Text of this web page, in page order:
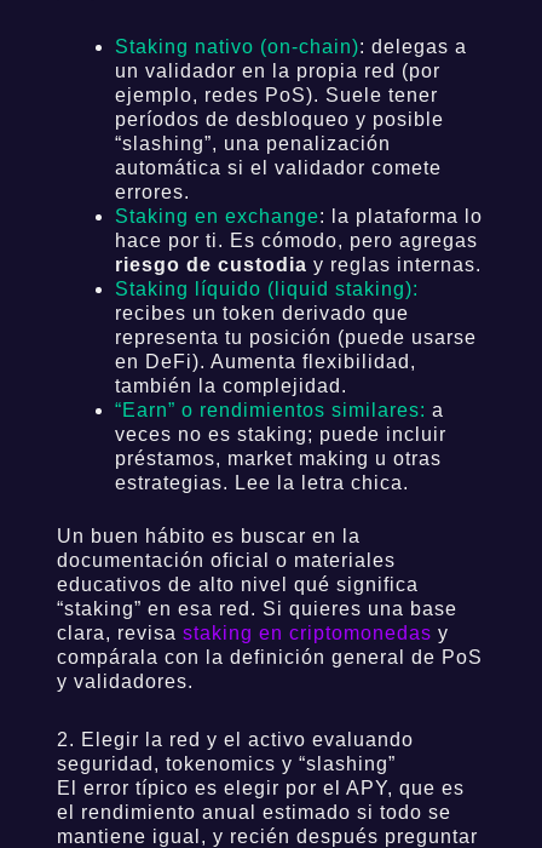
Staking nativo (on-chain): delegas a
un validador en la propia red (por
ejemplo, redes PoS). Suele tener
períodos de desbloqueo y posible
“slashing”, una penalización
automática si el validador comete
errores.
Staking en exchange: la plataforma lo
hace por ti. Es cómodo, pero agregas
riesgo de custodia y reglas internas.
Staking líquido (liquid staking):
recibes un token derivado que
representa tu posición (puede usarse
en DeFi). Aumenta flexibilidad,
también la complejidad.
“Earn” o rendimientos similares: a
veces no es staking; puede incluir
préstamos, market making u otras
estrategias. Lee la letra chica.
Un buen hábito es buscar en la
documentación oficial o materiales
educativos de alto nivel qué significa
“staking” en esa red. Si quieres una base
clara, revisa staking en criptomonedas y
compárala con la definición general de PoS
y validadores.
2. Elegir la red y el activo evaluando
seguridad, tokenomics y “slashing”
El error típico es elegir por el APY, que es
el rendimiento anual estimado si todo se
mantiene igual, y recién después preguntar